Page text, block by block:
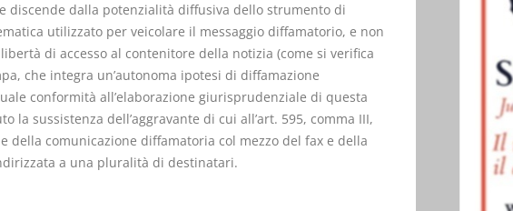
discende dalla potenzialità diffusiva dello strumento di
utilizzato per veicolare il messaggio diffamatorio, e non
di accesso al contenitore della notizia (come si verifica
che integra un’autonoma ipotesi di diffamazione
conformità all’elaborazione giurisprudenziale di questa
la sussistenza dell’aggravante di cui all’art. 595, comma III,
della comunicazione diffamatoria col mezzo del fax e della
a una pluralità di destinatari.